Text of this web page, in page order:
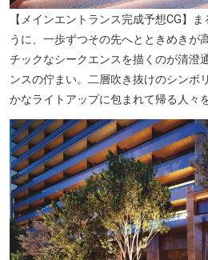
【メインエントランス完成予想CG】
うに、一歩ずつその先へとときめきが
チックなシークエンスを描くのが清澄
ンスの佇まい。二層吹き抜けのシンボ
かなライトアップに包まれて帰る人々